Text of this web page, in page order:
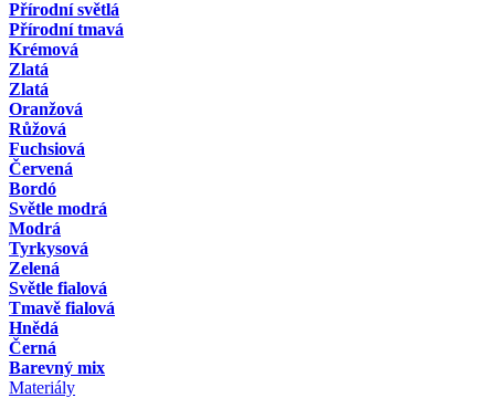
Přírodní světlá
Přírodní tmavá
Krémová
Zlatá
Zlatá
Oranžová
Růžová
Fuchsiová
Červená
Bordó
Světle modrá
Modrá
Tyrkysová
Zelená
Světle fialová
Tmavě fialová
Hnědá
Černá
Barevný mix
Materiály